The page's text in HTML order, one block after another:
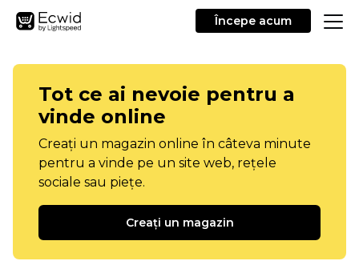
Începe acum
Tot ce ai nevoie pentru a
vinde online
Creați un magazin online în câteva minute
pentru a vinde pe un site web, rețele
sociale sau piețe.
Creați un magazin